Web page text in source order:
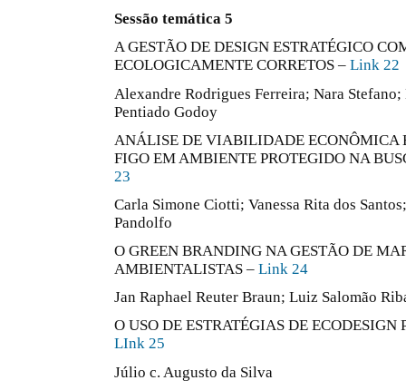
Sessão temática 5
A GESTÃO DE DESIGN ESTRATÉGICO
ECOLOGICAMENTE CORRETOS – Link 22
Alexandre Rodrigues Ferreira; Nara
Pentiado Godoy
ANÁLISE DE VIABILIDADE ECONÔMICA
FIGO EM AMBIENTE PROTEGIDO NA
23
Carla Simone Ciotti; Vanessa Rita dos
Pandolfo
O GREEN BRANDING NA GESTÃO DE
AMBIENTALISTAS – Link 24
Jan Raphael Reuter Braun; Luiz Salomão
O USO DE ESTRATÉGIAS DE ECODESIGN
LInk 25
Júlio c. Augusto da Silva